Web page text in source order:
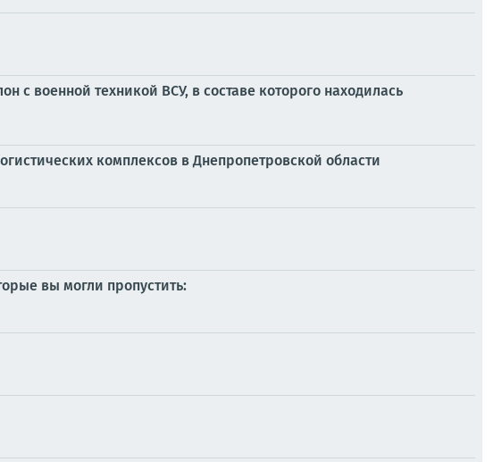
с военной техникой ВСУ, в составе которого находилась
комплексов в Днепропетровской области
вы могли пропустить: